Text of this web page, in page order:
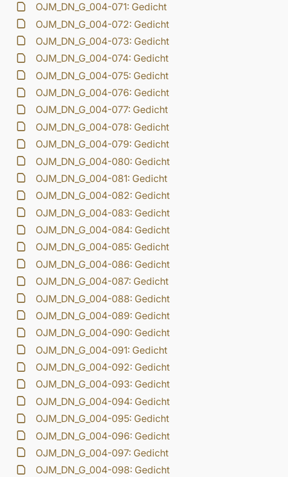
OJM_DN_G_004-071: Gedicht
OJM_DN_G_004-072: Gedicht
OJM_DN_G_004-073: Gedicht
OJM_DN_G_004-074: Gedicht
OJM_DN_G_004-075: Gedicht
OJM_DN_G_004-076: Gedicht
OJM_DN_G_004-077: Gedicht
OJM_DN_G_004-078: Gedicht
OJM_DN_G_004-079: Gedicht
OJM_DN_G_004-080: Gedicht
OJM_DN_G_004-081: Gedicht
OJM_DN_G_004-082: Gedicht
OJM_DN_G_004-083: Gedicht
OJM_DN_G_004-084: Gedicht
OJM_DN_G_004-085: Gedicht
OJM_DN_G_004-086: Gedicht
OJM_DN_G_004-087: Gedicht
OJM_DN_G_004-088: Gedicht
OJM_DN_G_004-089: Gedicht
OJM_DN_G_004-090: Gedicht
OJM_DN_G_004-091: Gedicht
OJM_DN_G_004-092: Gedicht
OJM_DN_G_004-093: Gedicht
OJM_DN_G_004-094: Gedicht
OJM_DN_G_004-095: Gedicht
OJM_DN_G_004-096: Gedicht
OJM_DN_G_004-097: Gedicht
OJM_DN_G_004-098: Gedicht